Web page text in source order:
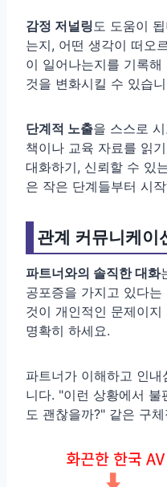
감정 저널링 도 도움이
는지, 어떤 생각이 떠오
이 일어나는지를 기록
것을 변화시킬 수 있습
단계적 노출을 스스로
책이나 교육 자료를 읽
대화하기, 신뢰할 수 있
은 작은 단계들부터 시
관계 커뮤니케이
파트너와의 솔직한 대화
공포증을 가지고 있다
것이 개인적인 문제이
명확히 하세요.
파트너가 이해하고 인
니다. "이런 상황에서 불
도 괜찮을까?" 같은 구